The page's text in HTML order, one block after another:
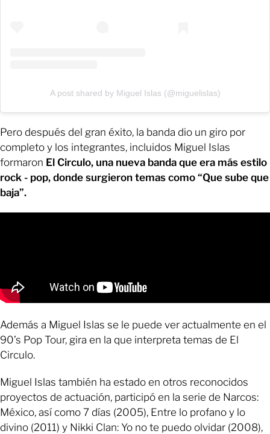
A post shared by Miguel Islas (@miguelislas)
Pero después del gran éxito, la banda dio un giro por
completo y los integrantes, incluidos Miguel Islas
formaron El Circulo, una nueva banda que era más estilo
rock - pop, donde surgieron temas como “Que sube que
baja”.
Además a Miguel Islas se le puede ver actualmente en el
90’s Pop Tour, gira en la que interpreta temas de El
Circulo.
Miguel Islas también ha estado en otros reconocidos
proyectos de actuación, participó en la serie de Narcos:
México, así como 7 días (2005), Entre lo profano y lo
divino (2011) y Nikki Clan: Yo no te puedo olvidar (2008),